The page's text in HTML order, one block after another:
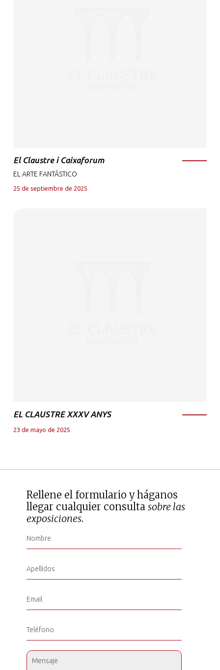
El Claustre i Caixaforum
EL ARTE FANTÁSTICO
25 de septiembre de 2025
EL CLAUSTRE XXXV ANYS
23 de mayo de 2025
Rellene el formulario y háganos
llegar cualquier consultasobre las
exposiciones.